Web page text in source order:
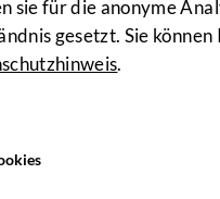
sie für die anonyme
gesetzt. Sie
.